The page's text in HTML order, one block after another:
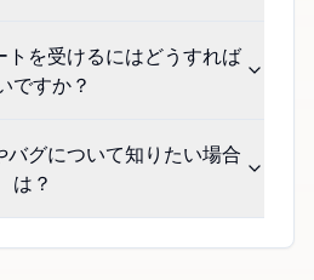
を受けるにはどうすれば
ですか？
グについて知りたい場合
は？